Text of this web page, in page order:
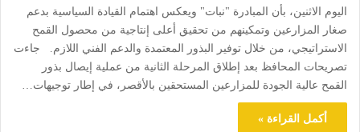
اليوم الاثنين، بأن المبادرة "نبات" ويعكس اهتمام القيادة السياسية بدعم
صغار المزارعين وتمكينهم من تحقيق أعلى إنتاجية من محصول القمح
الاستراتيجي، من خلال توفير البذور المعتمدة والدعم الفني اللازم. جاءت
تصريحات المحافظ بعد إطلاق المرحلة الثانية من عملية إيصال بذور
القمح عالية الجودة للمزارعين المستحقين بالأقصر، في إطار توجيهات…
أكمل القراءة »